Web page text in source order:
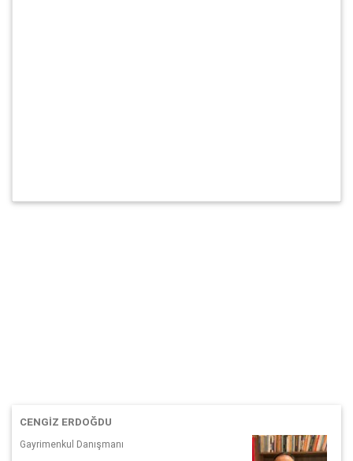
CENGIZ ERDOĞDU
Gayrimenkul Danışmanı